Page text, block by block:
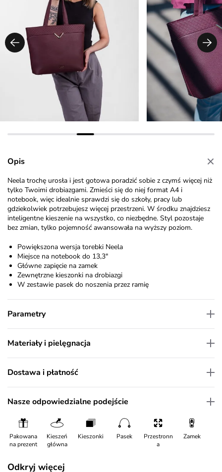
Opis
Neela trochę urosła i jest gotowa poradzić sobie z czymś więcej niż
tylko Twoimi drobiazgami. Zmieści się do niej format A4 i
notebook, więc idealnie sprawdzi się do szkoły, pracy lub
gdziekolwiek potrzebujesz więcej przestrzeni. W środku znajdziesz
inteligentne kieszenie na wszystko, co niezbędne. Styl pozostaje
bez zmian, tylko pojemność awansowała na wyższy poziom.
Powiększona wersja torebki Neela
Miejsce na notebook do 13,3"
Główne zapięcie na zamek
Zewnętrzne kieszonki na drobiazgi
W zestawie pasek do noszenia przez ramię
Parametry
Materiały i pielęgnacja
Dostawa i płatność
Nasze odpowiedzialne podejście
Pakowana
na prezent
Kieszeń
główna
Kieszonki Pasek
Przestronn
a
Zamek
Odkryj więcej